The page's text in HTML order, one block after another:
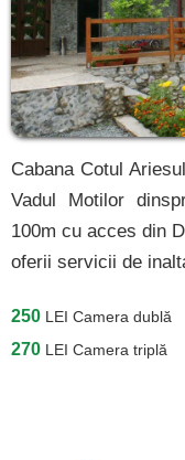
Cabana Cotul
Vadul Motilor
100m cu acces din
oferii servicii de
250 LEI Camera dublă
270 LEI Camera triplă
[1 oferte la 39.5
Remeți
[1 oferte la 55.3
Înscrie o
despre C A R T